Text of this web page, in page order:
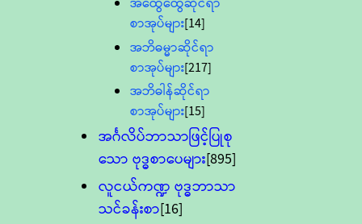
စာအုပ်များ[14]
အဘိဓမ္မာဆိုင်ရာ
စာအုပ်များ[217]
အဘိဓါန်ဆိုင်ရာ
စာအုပ်များ[15]
အင်္ဂလိပ်ဘာသာဖြင့်ပြုစု
သော ဗုဒ္ဓစာပေများ[895]
လူငယ်ကဏ္ဍ ဗုဒ္ဓဘာသာ
သင်ခန်းစာ[16]